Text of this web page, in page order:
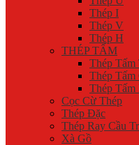
Thép I
Thép V
Thép H
THÉP TẤM
Thép Tấm
Thép Tấm
Thép Tấm
Cọc Cừ Thép
Thép Đặc
Thép Ray Cầu
Xà Gồ